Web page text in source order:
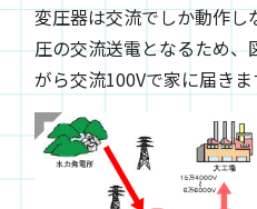
変圧器は交流でしか動作
圧の交流送電となるため
がら交流100Vで家に届きま